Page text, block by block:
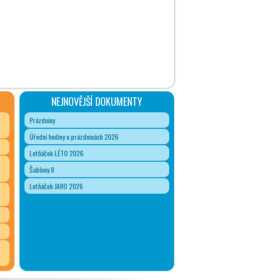
NEJNOVĚJŠÍ DOKUMENTY
Prázdniny
Úřední hodiny o prázdninách 2026
Letňáček LÉTO 2026
Šablony II
Letňáček JARO 2026